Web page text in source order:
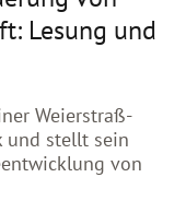
Lesung und
Weierstraß-
und stellt sein
von